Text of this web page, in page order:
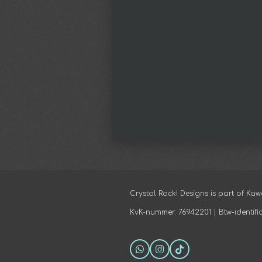
Crystal Rock! Designs is part of
KvK-nummer: 76942201 | Btw-
W
I
T